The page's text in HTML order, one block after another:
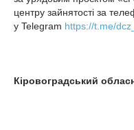
центру зайнятості за
у Telegram https://t.me/
Кіровоградський